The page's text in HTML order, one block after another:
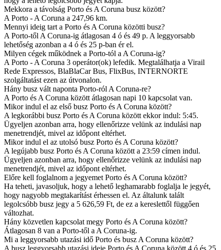
Mekkora a távolság Porto és A Coruna busz között?
A Porto - A Coruna a 247,96 km.
Mennyi ideig tart a Porto és A Coruna közötti busz?
A Porto-től A Coruna-ig átlagosan 4 ó és 49 p. A leggyorsabb
lehetőség azonban a 4 ó és 25 p-ban ér el.
Milyen cégek működnek a Porto-tól a A Coruna-ig?
A Porto - A Coruna 3 operátor(ok) lefedik. Megtalálhatja a Virail
Rede Expressos, BlaBlaCar Bus, FlixBus, INTERNORTE
szolgáltatást ezen az útvonalon.
Hány busz vált naponta Porto-ról A Coruna-re?
A Porto és A Coruna között átlagosan napi 10 kapcsolat van.
Mikor indul el az első busz Porto és A Coruna között?
A legkorábbi busz Porto és A Coruna között ekkor indul: 5:45.
Ügyeljen azonban arra, hogy ellenőrizze velünk az indulási nap
menetrendjét, mivel az időpont eltérhet.
Mikor indul el az utolsó busz Porto és A Coruna között?
A legújabb busz Porto és A Coruna között a 23:59 címen indul.
Ügyeljen azonban arra, hogy ellenőrizze velünk az indulási nap
menetrendjét, mivel az időpont eltérhet.
Előre kell foglalnom a jegyemet Porto és A Coruna között?
Ha teheti, javasoljuk, hogy a lehető leghamarabb foglalja le jegyét,
hogy nagyobb megtakarítást érhessen el. Az általunk talált
legolcsóbb busz jegy a 5 626,59 Ft, de ez a kereslettől függően
változhat.
Hány közvetlen kapcsolat megy Porto és A Coruna között?
Átlagosan 8 van a Porto-től a A Coruna-ig.
Mi a leggyorsabb utazási idő Porto és busz A Coruna között?
A busz leggyorsabb utazási ideje Porto és A Coruna között 4 ó és 25